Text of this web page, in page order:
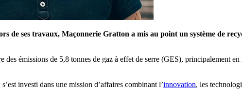
de ses travaux, Maçonnerie Gratton a mis au point un système de
émissions de 5,8 tonnes de gaz à effet de serre (GES), principalement
s’est investi dans une mission d’affaires combinant l’innovation, les